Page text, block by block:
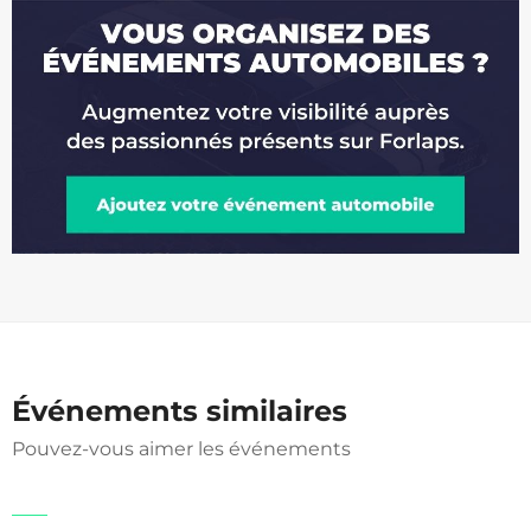
Événements similaires
Pouvez-vous aimer les événements